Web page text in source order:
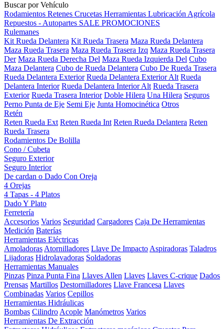
Buscar por Vehículo
Rodamientos Retenes Crucetas Herramientas Lubricación Agrícola
Repuestos - Autopartes SALE PROMOCIONES
Rulemanes
Kit Rueda Delantera Kit Rueda Trasera Maza Rueda Delantera
Maza Rueda Trasera Maza Rueda Trasera Izq Maza Rueda Trasera
Der Maza Rueda Derecha Del Maza Rueda Izquierda Del Cubo
Maza Delantera Cubo de Rueda Delantera Cubo De Rueda Trasera
Rueda Delantera Exterior Rueda Delantera Exterior Alt Rueda
Delantera Interior Rueda Delantera Interior Alt Rueda Trasera
Exterior Rueda Trasera Interior Doble Hilera Una Hilera Seguros
Perno Punta de Eje Semi Eje Junta Homocinética Otros
Retén
Reten Rueda Ext Reten Rueda Int Reten Rueda Delantera Reten
Rueda Trasera
Rodamientos De Bolilla
Cono / Cubeta
Seguro Exterior
Seguro Interior
De cardan o Dado Con Oreja
4 Orejas
4 Tapas - 4 Platos
Dado Y Plato
Ferretería
Accesorios Varios Seguridad Cargadores Caja De Herramientas
Medición Baterías
Herramientas Eléctricas
Amoladoras Atornilladores Llave De Impacto Aspiradoras Taladros
Lijadoras Hidrolavadoras Soldadoras
Herramientas Manuales
Pinzas Pinza Punta Fina Llaves Allen Llaves Llaves C-crique Dados
Prensas Martillos Destornilladores Llave Francesa Llaves
Combinadas Varios Cepillos
Herramientas Hidráulicas
Bombas Cilindro Acople Manómetros Varios
Herramientas De Extracción